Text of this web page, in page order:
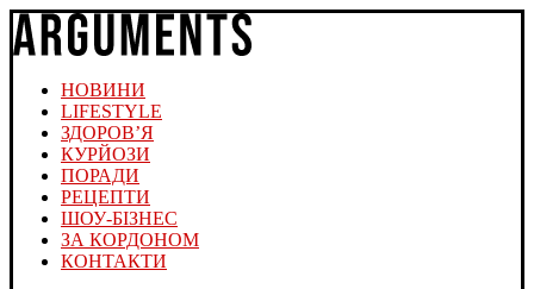
НОВИНИ
LIFESTYLE
ЗДОРОВ’Я
КУРЙОЗИ
ПОРАДИ
РЕЦЕПТИ
ШОУ-БІЗНЕС
ЗА КОРДОНОМ
КОНТАКТИ